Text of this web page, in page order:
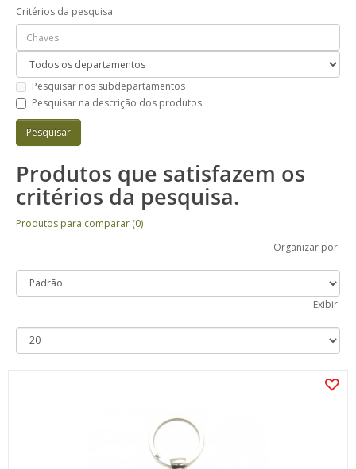
Critérios da pesquisa:
Pesquisar nos subdepartamentos
Pesquisar na descrição dos produtos
Produtos que satisfazem os
critérios da pesquisa.
Produtos para comparar (0)
Organizar por:
Exibir: